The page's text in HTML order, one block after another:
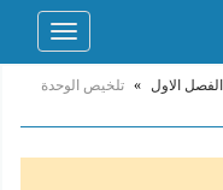
Toggle
الفصل الاول » تلخيص الوحدة